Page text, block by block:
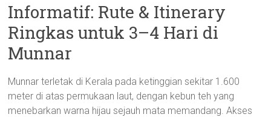
Informatif: Rute & Itinerary
Ringkas untuk 3–4 Hari di
Munnar
Munnar terletak di Kerala pada ketinggian sekitar 1.600
meter di atas permukaan laut, dengan kebun teh yang
menebarkan warna hijau sejauh mata memandang. Akses